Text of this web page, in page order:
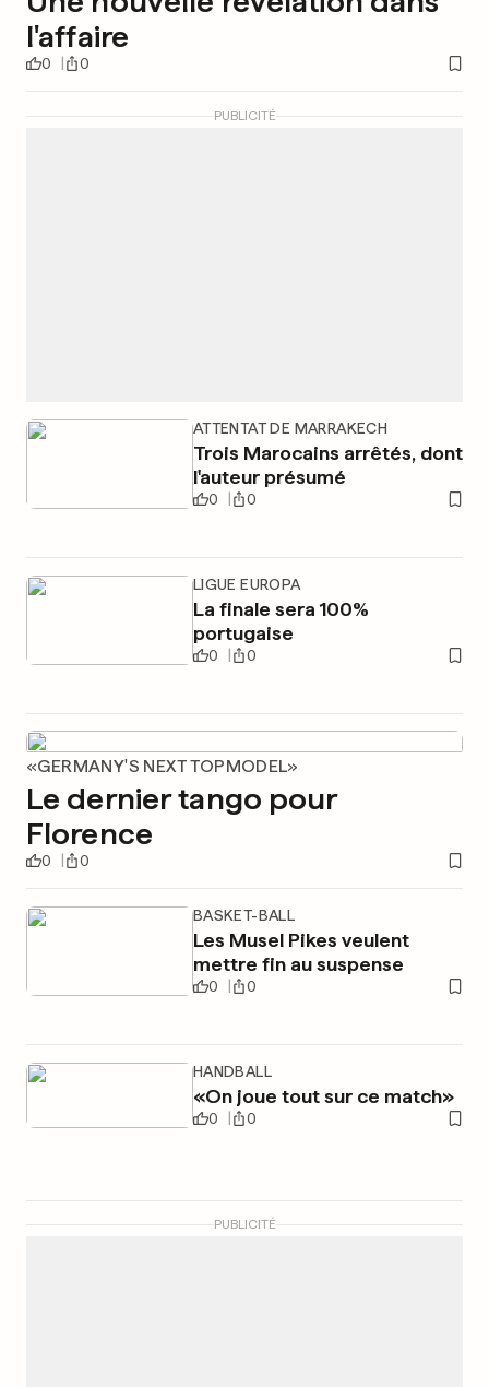
l'affaire
0 0
ATTENTAT DE MARRAKECH
Trois Marocains arrêtés, dont
l'auteur présumé
0 0
LIGUE EUROPA
La finale sera 100%
portugaise
0 0
PUBLICITÉ
«GERMANY'S NEXT TOPMODEL»
Le dernier tango pour
Florence
0 0
BASKET-BALL
Les Musel Pikes veulent
mettre fin au suspense
0 0
HANDBALL
«On joue tout sur ce match»
0 0
PUBLICITÉ